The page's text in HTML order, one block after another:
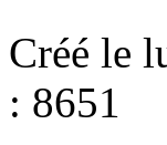
Créé le
: 8651